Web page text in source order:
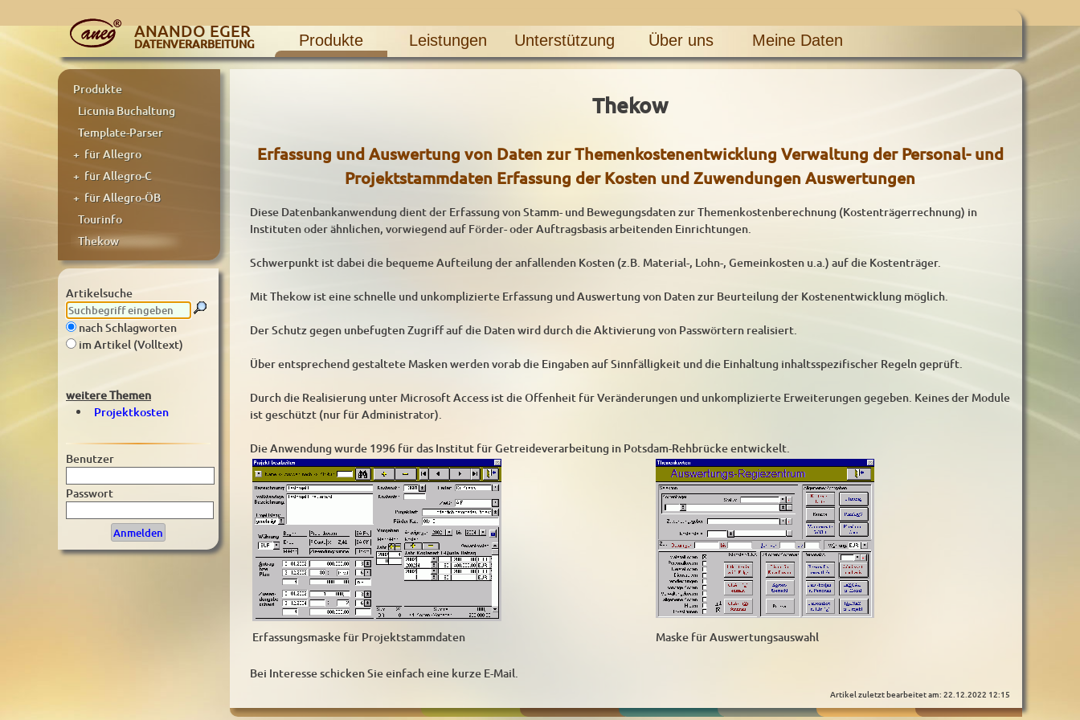
ANANDO EGER
DATENVERARBEITUNG Produkte Leistungen Unterstützung Über uns Meine Daten
Produkte
Licunia Buchaltung
Template-Parser
+ für Allegro
+ für Allegro-C
+ für Allegro-ÖB
Tourinfo
Thekow
Artikelsuche
nach Schlagworten
im Artikel (Volltext)
weitere Themen
Projektkosten
Benutzer
Passwort
Thekow
Erfassung und Auswertung von Daten zur Themenkostenentwicklung Verwaltung der Personal- und
Projektstammdaten Erfassung der Kosten und Zuwendungen Auswertungen
Diese Datenbankanwendung dient der Erfassung von Stamm- und Bewegungsdaten zur Themenkostenberechnung (Kostenträgerrechnung) in
Instituten oder ähnlichen, vorwiegend auf Förder- oder Auftragsbasis arbeitenden Einrichtungen.
Schwerpunkt ist dabei die bequeme Aufteilung der anfallenden Kosten (z.B. Material-, Lohn-, Gemeinkosten u.a.) auf die Kostenträger.
Mit Thekow ist eine schnelle und unkomplizierte Erfassung und Auswertung von Daten zur Beurteilung der Kostenentwicklung möglich.
Der Schutz gegen unbefugten Zugriff auf die Daten wird durch die Aktivierung von Passwörtern realisiert.
Über entsprechend gestaltete Masken werden vorab die Eingaben auf Sinnfälligkeit und die Einhaltung inhaltsspezifischer Regeln geprüft.
Durch die Realisierung unter Microsoft Access ist die Offenheit für Veränderungen und unkomplizierte Erweiterungen gegeben. Keines der Module
ist geschützt (nur für Administrator).
Die Anwendung wurde 1996 für das Institut für Getreideverarbeitung in Potsdam-Rehbrücke entwickelt.
Erfassungsmaske für Projektstammdaten Maske für Auswertungsauswahl
Bei Interesse schicken Sie einfach eine kurze E-Mail.
Artikel zuletzt bearbeitet am: 22.12.2022 12:15